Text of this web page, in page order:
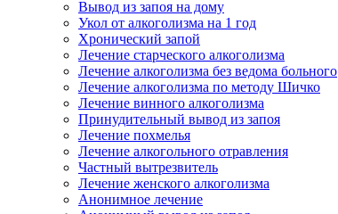
Вывод из запоя на дому
Укол от алкоголизма на 1 год
Хронический запой
Лечение старческого алкоголизма
Лечение алкоголизма без ведома больного
Лечение алкоголизма по методу Шичко
Лечение винного алкоголизма
Принудительный вывод из запоя
Лечение похмелья
Лечение алкогольного отравления
Частный вытрезвитель
Лечение женского алкоголизма
Анонимное лечение